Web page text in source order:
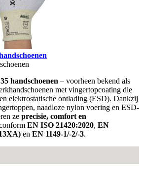
handschoenen – voorheen bekend als
met vingertopcoating die
elektrostatische ontlading (ESD). Dankzij
naadloze nylon voering en ESD-
ze precisie, comfort en
EN ISO 21420:2020, EN
en EN 1149-1/-2/-3.